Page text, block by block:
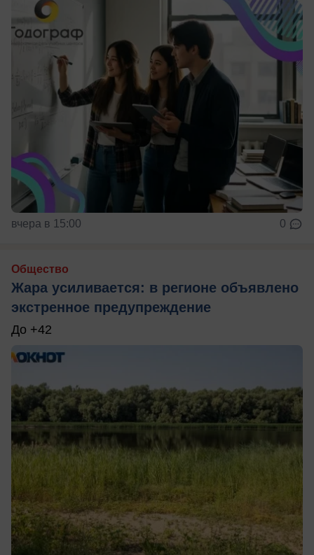
вчера в 15:00 0
Общество
Жара усиливается: в регионе объявлено
экстренное предупреждение
До +42